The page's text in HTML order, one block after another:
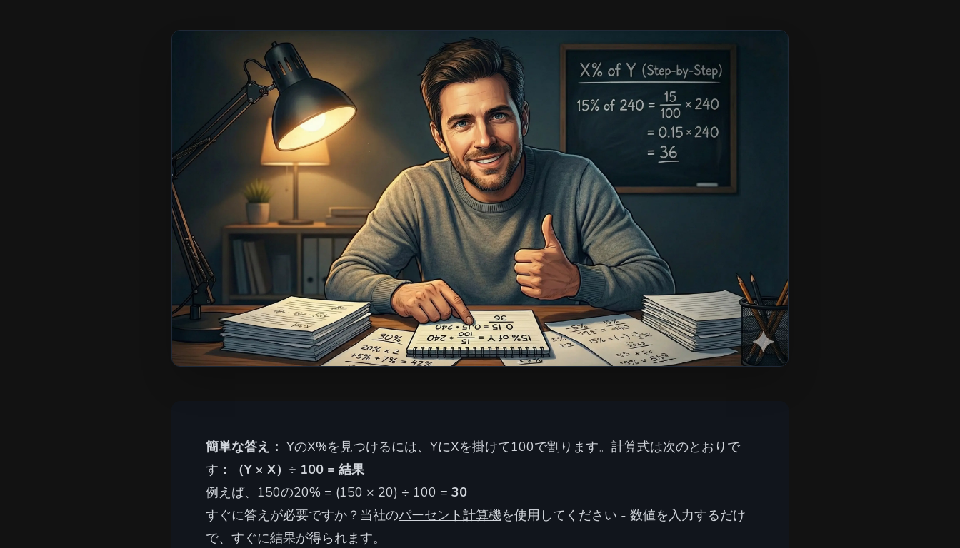
簡単な答え： YのX%を見つけるには、YにXを掛けて100で割ります。計算式は次のとおりで
す：
（Y × X）÷ 100 = 結果
例えば、150の20% = (150 × 20) ÷ 100 = 30
すぐに答えが必要ですか？当社のパーセント計算機を使用してください - 数値を入力するだけ
で、すぐに結果が得られます。